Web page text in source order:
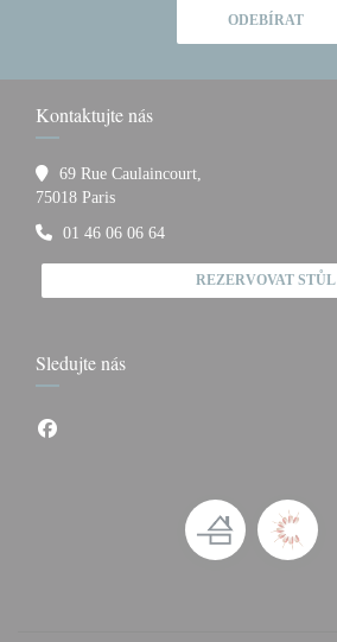
ODEBÍRAT
Kontaktujte nás
69 Rue Caulaincourt,
75018 Paris((otevře se v novém okně))
01 46 06 06 64
REZERVOVAT STŮL
Sledujte nás
Facebook ((otevře se v novém okně))